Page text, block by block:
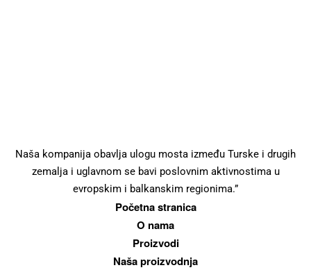
Naša kompanija obavlja ulogu mosta između Turske i drugih
zemalja i uglavnom se bavi poslovnim aktivnostima u
evropskim i balkanskim regionima.”
Početna stranica
O nama
Proizvodi
Naša proizvodnja